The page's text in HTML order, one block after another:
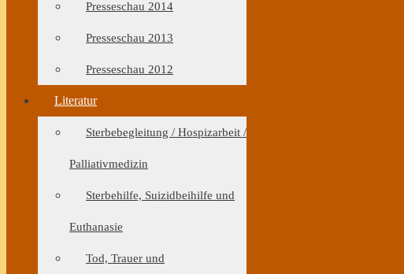
Presseschau 2014
Presseschau 2013
Presseschau 2012
Literatur
Sterbebegleitung / Hospizarbeit /
Palliativmedizin
Sterbehilfe, Suizidbeihilfe und
Euthanasie
Tod, Trauer und